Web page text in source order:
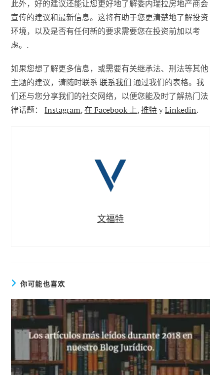
此外，好的建议还能让您更好地了解委内瑞拉房地产商会
宣传的建议和最新信息。这将有助于您更清楚地了解投资
环境，以及是否有任何新的要求需要您在投资前加以考
虑。.
如果您想了解更多信息，或需要有关继承法、刑法等其他
主题的建议，请随时联系联系我们 通过我们的表格。我
们还与您分享我们的社交网络，以便您能及时了解热门法
律话题：Instagram,在 Facebook 上,推特yLinkedin.
文福特
你可能也喜欢